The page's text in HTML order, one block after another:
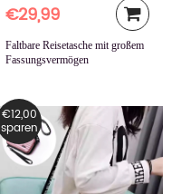
€29,99
Faltbare Reisetasche mit großem
Fassungsvermögen
€12,00
sparen